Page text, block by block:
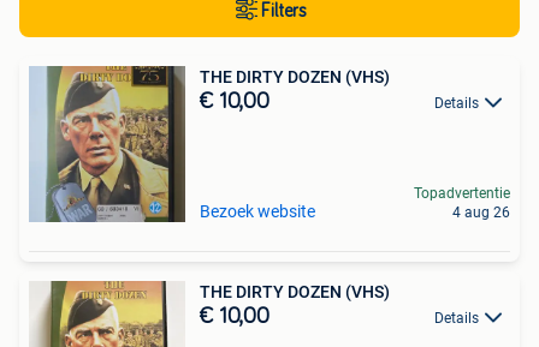
Filters
THE DIRTY DOZEN (VHS)
€ 10,00 Details
Bezoek website
Topadvertentie
4 aug 26
THE DIRTY DOZEN (VHS)
€ 10,00 Details